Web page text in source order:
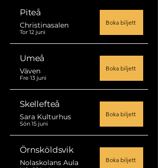
Piteå
Christinasalen
Tor 12 juni
Boka biljett
Umeå
Väven
Fre 13 juni
Boka biljett
Skellefteå
Sara Kulturhus
Sön 15 juni
Boka biljett
Örnsköldsvik
Nolaskolans Aula Boka biljett